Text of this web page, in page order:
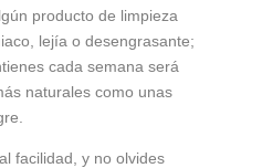
producto de limpieza
lejía o desengrasante;
cada semana será
naturales como unas
facilidad, y no olvides